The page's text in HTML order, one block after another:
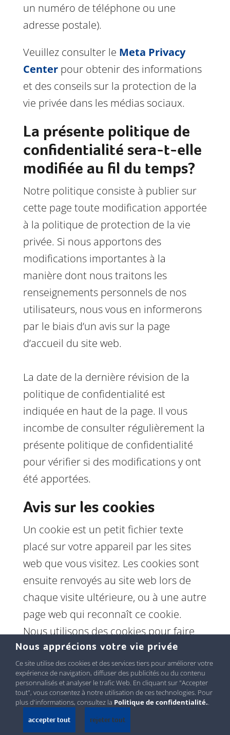
un numéro de téléphone ou une
adresse postale).
Veuillez consulter le Meta Privacy
Centerpour obtenir des informations
et des conseils sur la protection de la
vie privée dans les médias sociaux.
La présente politique de
confidentialité sera-t-elle
modifiée au fil du temps?
Notre politique consiste à publier sur
cette page toute modification apportée
à la politique de protection de la vie
privée. Si nous apportons des
modifications importantes à la
manière dont nous traitons les
renseignements personnels de nos
utilisateurs, nous vous en informerons
par le biais d’un avis sur la page
d’accueil du site web.
La date de la dernière révision de la
politique de confidentialité est
indiquée en haut de la page. Il vous
incombe de consulter régulièrement la
présente politique de confidentialité
pour vérifier si des modifications y ont
été apportées.
Avis sur les cookies
Un cookie est un petit fichier texte
placé sur votre appareil par les sites
web que vous visitez. Les cookies sont
ensuite renvoyés au site web lors de
chaque visite ultérieure, ou à une autre
page web qui reconnaît ce cookie.
Nous utilisons des cookies pour faire
fonctionner le site web ou pour le faire
fonctionner plus efficacement, pour
comprendre l’utilisation du site web et
pour l’assistance technique. Les
cookies nous aident à recueillir des
Nous apprécions votre vie privée
Ce site utilise des cookies et des services tiers pour améliorer votre
expérience de navigation, diffuser des publicités ou du contenu
personnalisés et analyser le trafic Web. En cliquant sur "Accepter
tout", vous consentez à notre utilisation de ces technologies. Pour
plus d'informations, consultez la Politique de confidentialité..
accepter tout rejeter tout